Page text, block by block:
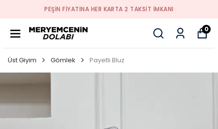
PEŞİN FİYATINA HER KARTA 2 TAKSİT İMKANI
0
Üst Giyim Gömlek Payetli Bluz